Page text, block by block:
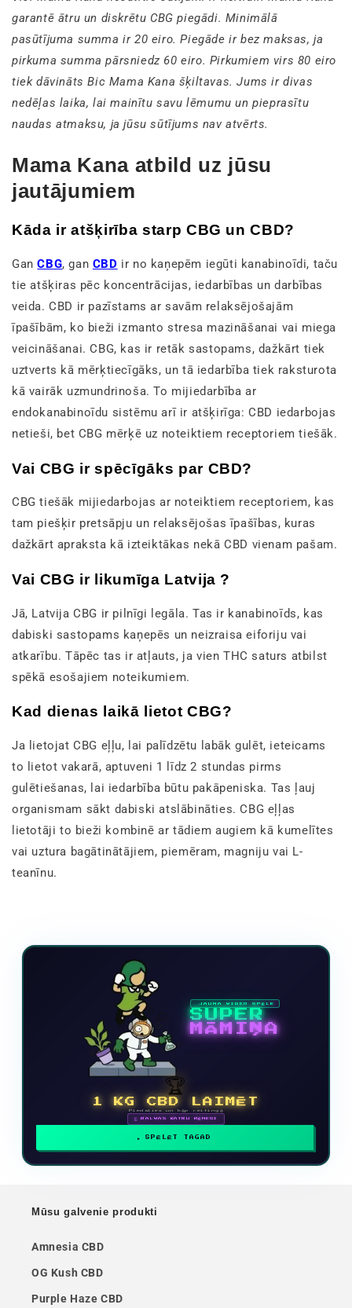
garantē ātru un diskrētu CBG piegādi. Minimālā
pasūtījuma summa ir 20 eiro. Piegāde ir bez maksas, ja
pirkuma summa pārsniedz 60 eiro. Pirkumiem virs 80 eiro
tiek dāvināts Bic Mama Kana šķiltavas. Jums ir divas
nedēļas laika, lai mainītu savu lēmumu un pieprasītu
naudas atmaksu, ja jūsu sūtījums nav atvērts.
Mama Kana atbild uz jūsu
jautājumiem
Kāda ir atšķirība starp CBG un CBD?
GanCBG, gan CBD ir no kaņepēm iegūti kanabinoīdi, taču
tie atšķiras pēc koncentrācijas, iedarbības un darbības
veida. CBD ir pazīstams ar savām relaksējošajām
īpašībām, ko bieži izmanto stresa mazināšanai vai miega
veicināšanai. CBG, kas ir retāk sastopams, dažkārt tiek
uztverts kā mērķtiecīgāks, un tā iedarbība tiek raksturota
kā vairāk uzmundrinoša. To mijiedarbība ar
endokanabinoīdu sistēmu arī ir atšķirīga: CBD iedarbojas
netieši, bet CBG mērķē uz noteiktiem receptoriem tiešāk.
Vai CBG ir spēcīgāks par CBD?
CBG tiešāk mijiedarbojas ar noteiktiem receptoriem, kas
tam piešķir pretsāpju un relaksējošas īpašības, kuras
dažkārt apraksta kā izteiktākas nekā CBD vienam pašam.
Vai CBG ir likumīga Latvija ?
Jā, Latvija CBG ir pilnīgi legāla. Tas ir kanabinoīds, kas
dabiski sastopams kaņepēs un neizraisa eiforiju vai
atkarību. Tāpēc tas ir atļauts, ja vien THC saturs atbilst
spēkā esošajiem noteikumiem.
Kad dienas laikā lietot CBG?
Ja lietojat CBG eļļu, lai palīdzētu labāk gulēt, ieteicams
to lietot vakarā, aptuveni 1 līdz 2 stundas pirms
gulētiešanas, lai iedarbība būtu pakāpeniska. Tas ļauj
organismam sākt dabiski atslābināties. CBG eļļas
lietotāji to bieži kombinē ar tādiem augiem kā kumelītes
vai uztura bagātinātājiem, piemēram, magniju vai L-
teanīnu.
JAUNA VIDEO SPĒLE
SUPER
MĀMIŅA
🏆
1 KG CBD LAIMĒT
Piedalies un kāp reitingā
🗓 BALVAS KATRU MĒNESI
SPĒLĒT TAGAD
Mūsu galvenie produkti
Amnesia CBD
OG Kush CBD
Purple Haze CBD